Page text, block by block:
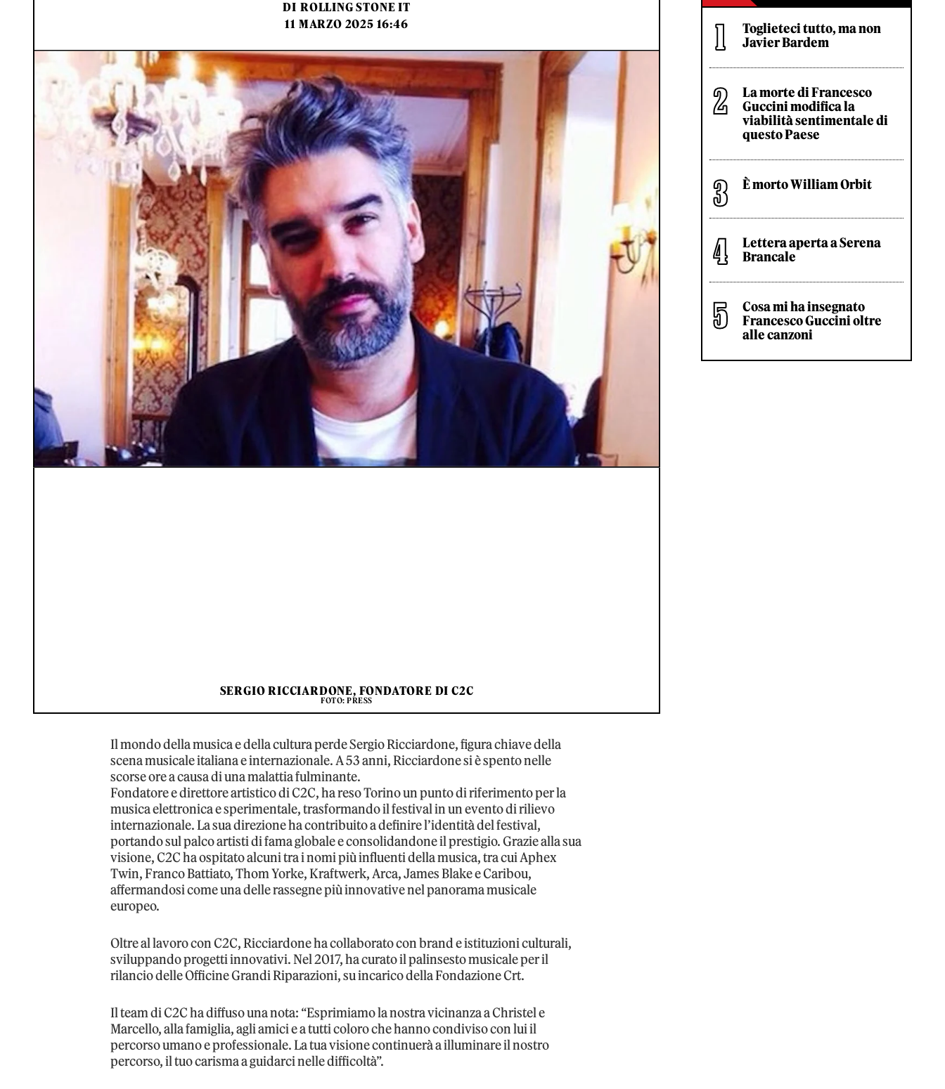
DI ROLLING STONE IT
11 MARZO 2025 16:46
SERGIO RICCIARDONE, FONDATORE DI C2C
FOTO: PRESS
Il mondo della musica e della cultura perde Sergio Ricciardone, figura chiave della
scena musicale italiana e internazionale. A 53 anni, Ricciardone si è spento nelle
scorse ore a causa di una malattia fulminante.
Fondatore e direttore artistico di C2C, ha reso Torino un punto di riferimento per la
musica elettronica e sperimentale, trasformando il festival in un evento di rilievo
internazionale. La sua direzione ha contribuito a definire l’identità del festival,
portando sul palco artisti di fama globale e consolidandone il prestigio. Grazie alla sua
visione, C2C ha ospitato alcuni tra i nomi più influenti della musica, tra cui Aphex
Twin, Franco Battiato, Thom Yorke, Kraftwerk, Arca, James Blake e Caribou,
affermandosi come una delle rassegne più innovative nel panorama musicale
europeo.
Oltre al lavoro con C2C, Ricciardone ha collaborato con brand e istituzioni culturali,
sviluppando progetti innovativi. Nel 2017, ha curato il palinsesto musicale per il
rilancio delle Officine Grandi Riparazioni, su incarico della Fondazione Crt.
Il team di C2C ha diffuso una nota: “Esprimiamo la nostra vicinanza a Christel e
Marcello, alla famiglia, agli amici e a tutti coloro che hanno condiviso con lui il
percorso umano e professionale. La tua visione continuerà a illuminare il nostro
percorso, il tuo carisma a guidarci nelle difficoltà”.
Toglieteci tutto, ma non
Javier Bardem
La morte di Francesco
Guccini modifica la
viabilità sentimentale di
questo Paese
È morto William Orbit
Lettera aperta a Serena
Brancale
Cosa mi ha insegnato
Francesco Guccini oltre
alle canzoni